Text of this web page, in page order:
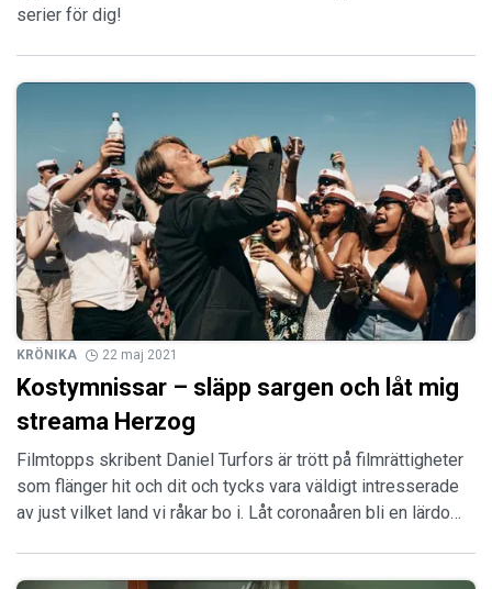
serier för dig!
KRÖNIKA 22 maj 2021
Kostymnissar – släpp sargen och låt mig
streama Herzog
Filmtopps skribent Daniel Turfors är trött på filmrättigheter
som flänger hit och dit och tycks vara väldigt intresserade
av just vilket land vi råkar bo i. Låt coronaåren bli en lärdo…